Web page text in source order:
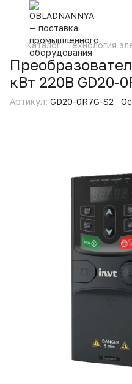
Каталог Технология
кВт 220В GD20-
Артикул: GD20-0R7G-S2